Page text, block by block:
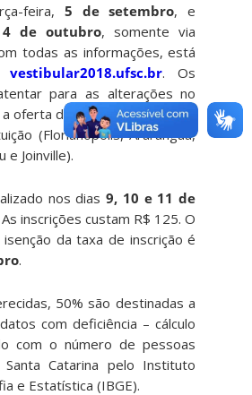
feira, 5 de setembro, e
4 de outubro, somente via
todas as informações, está
vestibular2018.ufsc.br. Os
para as alterações no
oferta de vagas e cursos nos
(Florianópolis, Araranguá,
e Joinville).
nos dias9, 10 e 11 de
As inscrições custam R$ 125. O
da taxa de inscrição é
.
50% são destinadas a
com deficiência – cálculo
com o número de pessoas
Catarina pelo Instituto
e Estatística (IBGE).